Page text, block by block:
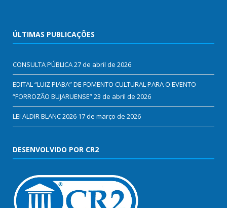
ÚLTIMAS PUBLICAÇÕES
CONSULTA PÚBLICA27 de abril de 2026
EDITAL “LUIZ PIABA” DE FOMENTO CULTURAL PARA O EVENTO
“FORROZÃO BUJARUENSE”23 de abril de 2026
LEI ALDIR BLANC 2026 17 de março de 2026
DESENVOLVIDO POR CR2